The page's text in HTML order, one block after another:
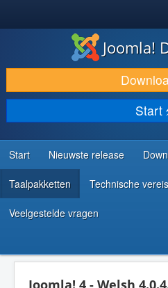
DOWNLOAD & BREID UIT
ONTDEK & LEER
COMMUNITY & ONDERSTEUNING
ONTWIKKELAARSBRONNEN
Joomla!
Start
Start Nieuwste release
Taalpakketten Technische
Veelgestelde vragen
Joomla! 4 - Welsh